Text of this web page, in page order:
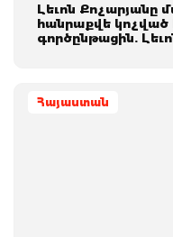
Լեւոն Քոչարյանը
հանրաքվե
գործընթացին.
Հայաստան